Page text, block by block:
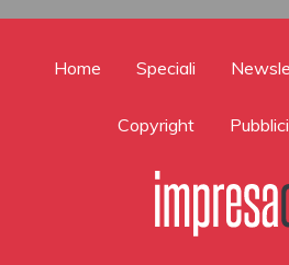
Home Speciali
Copyright